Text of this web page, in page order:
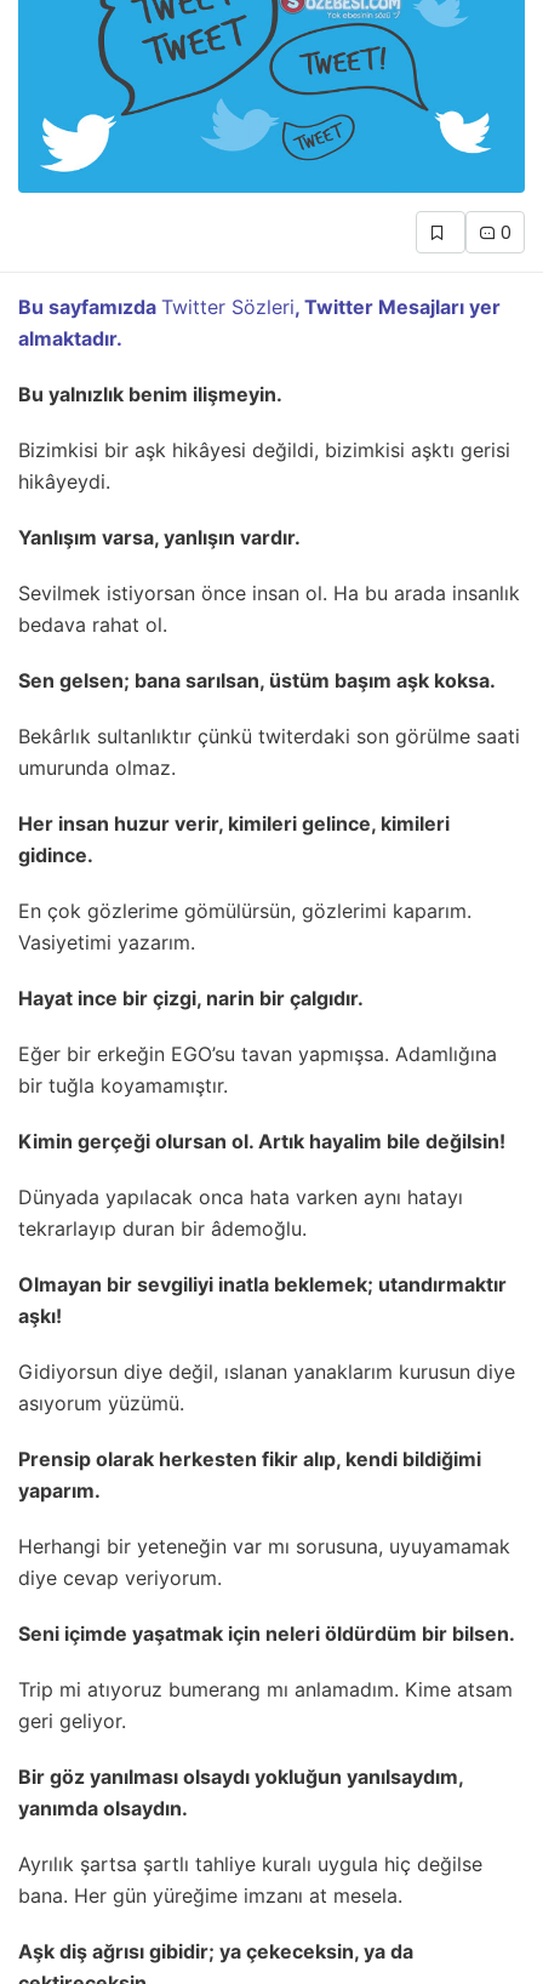
0
Bu sayfamızda Twitter Sözleri, Twitter Mesajları yer
almaktadır.
Bu yalnızlık benim ilişmeyin.
Bizimkisi bir aşk hikâyesi değildi, bizimkisi aşktı gerisi
hikâyeydi.
Yanlışım varsa, yanlışın vardır.
Sevilmek istiyorsan önce insan ol. Ha bu arada insanlık
bedava rahat ol.
Sen gelsen; bana sarılsan, üstüm başım aşk koksa.
Bekârlık sultanlıktır çünkü twiterdaki son görülme saati
umurunda olmaz.
Her insan huzur verir, kimileri gelince, kimileri
gidince.
En çok gözlerime gömülürsün, gözlerimi kaparım.
Vasiyetimi yazarım.
Hayat ince bir çizgi, narin bir çalgıdır.
Eğer bir erkeğin EGO’su tavan yapmışsa. Adamlığına
bir tuğla koyamamıştır.
Kimin gerçeği olursan ol. Artık hayalim bile değilsin!
Dünyada yapılacak onca hata varken aynı hatayı
tekrarlayıp duran bir âdemoğlu.
Olmayan bir sevgiliyi inatla beklemek; utandırmaktır
aşkı!
Gidiyorsun diye değil, ıslanan yanaklarım kurusun diye
asıyorum yüzümü.
Prensip olarak herkesten fikir alıp, kendi bildiğimi
yaparım.
Herhangi bir yeteneğin var mı sorusuna, uyuyamamak
diye cevap veriyorum.
Seni içimde yaşatmak için neleri öldürdüm bir bilsen.
Trip mi atıyoruz bumerang mı anlamadım. Kime atsam
geri geliyor.
Bir göz yanılması olsaydı yokluğun yanılsaydım,
yanımda olsaydın.
Ayrılık şartsa şartlı tahliye kuralı uygula hiç değilse
bana. Her gün yüreğime imzanı at mesela.
Aşk diş ağrısı gibidir; ya çekeceksin, ya da